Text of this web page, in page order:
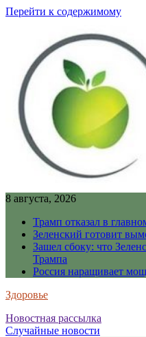
Перейти к содержимому
8 августа, 2026
Трамп отказал в
Зеленский готовит
Зашел сбоку: что
Трампа
Россия наращивает
Здоровье
Новостная рассылка
Случайные новости